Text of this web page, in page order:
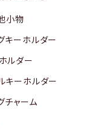
小物
キーホルダー
ルダー
キーホルダー
チャーム